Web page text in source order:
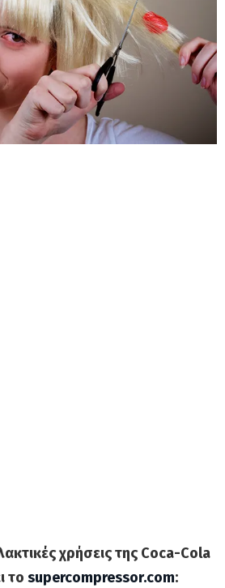
χρήσεις της Coca-Cola
το supercompressor.com: